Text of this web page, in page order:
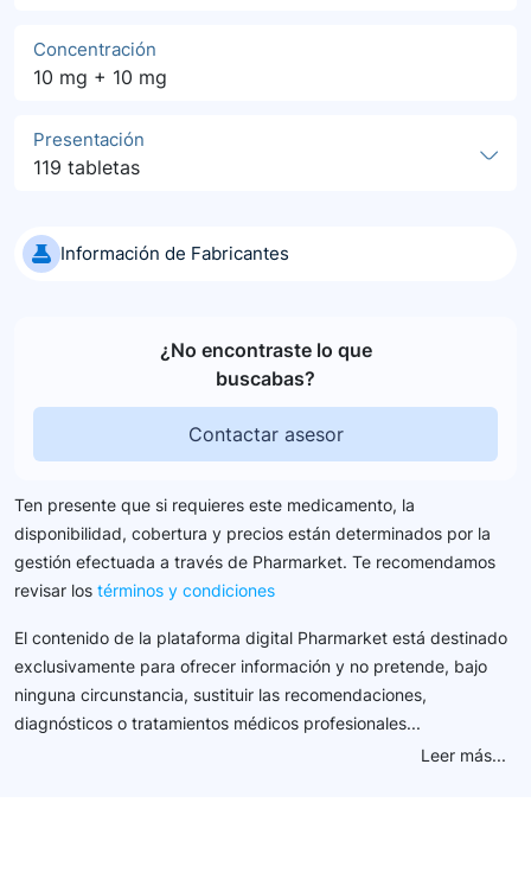
Concentración
10 mg + 10 mg
Presentación
119 tabletas
Información de Fabricantes
¿No encontraste lo que
buscabas?
Contactar asesor
Ten presente que si requieres este medicamento, la
disponibilidad, cobertura y precios están determinados por la
gestión efectuada a través de Pharmarket. Te recomendamos
revisar los términos y condiciones
El contenido de la plataforma digital Pharmarket está destinado
exclusivamente para ofrecer información y no pretende, bajo
ninguna circunstancia, sustituir las recomendaciones,
diagnósticos o tratamientos médicos profesionales...
Leer más...